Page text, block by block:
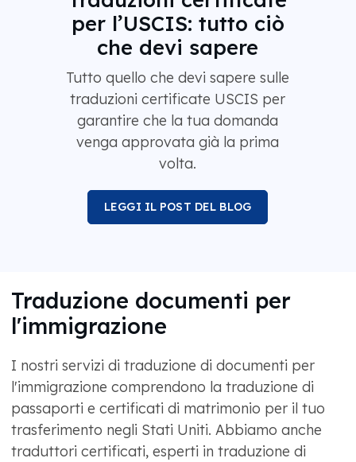
per l’USCIS: tutto ciò
che devi sapere
Tutto quello che devi sapere sulle
traduzioni certificate USCIS per
garantire che la tua domanda
venga approvata già la prima
volta.
LEGGI IL POST DEL BLOG
Traduzione documenti per
l'immigrazione
I nostri servizi di traduzione di documenti per
l'immigrazione comprendono la traduzione di
passaporti e certificati di matrimonio per il tuo
trasferimento negli Stati Uniti. Abbiamo anche
traduttori certificati, esperti in traduzione di